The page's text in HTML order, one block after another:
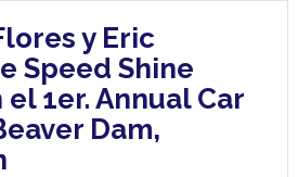
y Eric
Speed Shine
1er. Annual Car
Dam,